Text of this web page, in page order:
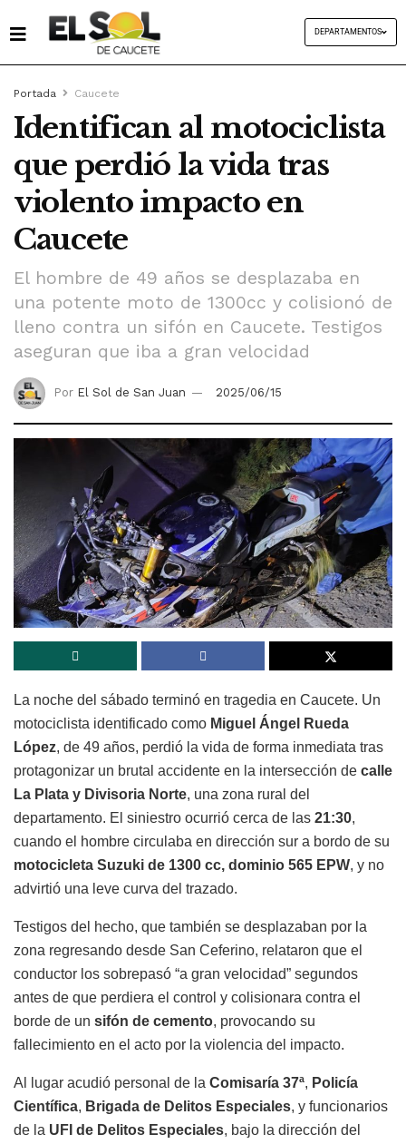
DEPARTAMENTOS
Portada Caucete
Identifican al motociclista
que perdió la vida tras
violento impacto en
Caucete
El hombre de 49 años se desplazaba en
una potente moto de 1300cc y colisionó de
lleno contra un sifón en Caucete. Testigos
aseguran que iba a gran velocidad
Por El Sol de San Juan 2025/06/15
La noche del sábado terminó en tragedia en Caucete. Un
motociclista identificado como Miguel Ángel Rueda
López, de 49 años, perdió la vida de forma inmediata tras
protagonizar un brutal accidente en la intersección de calle
La Plata y Divisoria Norte, una zona rural del
departamento. El siniestro ocurrió cerca de las 21:30,
cuando el hombre circulaba en dirección sur a bordo de su
motocicleta Suzuki de 1300 cc, dominio 565 EPW, y no
advirtió una leve curva del trazado.
Testigos del hecho, que también se desplazaban por la
zona regresando desde San Ceferino, relataron que el
conductor los sobrepasó “a gran velocidad” segundos
antes de que perdiera el control y colisionara contra el
borde de un sifón de cemento, provocando su
fallecimiento en el acto por la violencia del impacto.
Al lugar acudió personal de la Comisaría 37ª, Policía
Científica, Brigada de Delitos Especiales, y funcionarios
de la UFI de Delitos Especiales, bajo la dirección del